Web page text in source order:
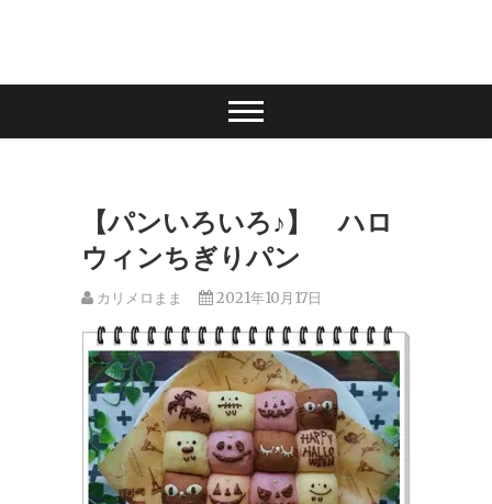
【パンいろいろ♪】 ハロ
ウィンちぎりパン
カリメロまま 2021年10月17日